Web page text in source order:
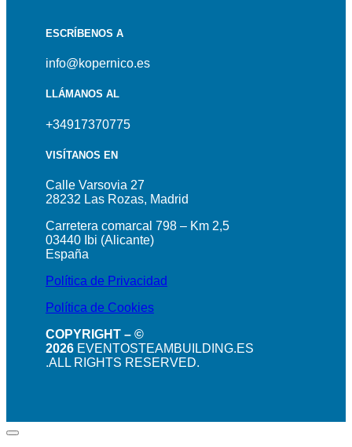
ESCRÍBENOS A
info@kopernico.es
LLÁMANOS AL
+34917370775
VISÍTANOS EN
Calle Varsovia 27
28232 Las Rozas, Madrid
Carretera comarcal 798 – Km 2,5
03440 Ibi (Alicante)
España
Política de Privacidad
Política de Cookies
COPYRIGHT – ©
2026 EVENTOSTEAMBUILDING.ES
.ALL RIGHTS RESERVED.